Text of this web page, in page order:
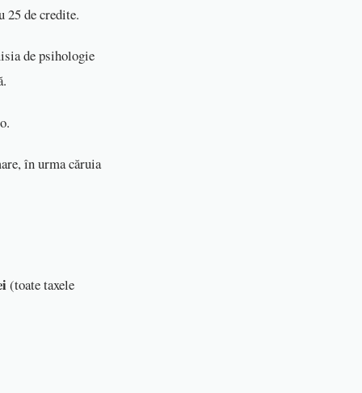
25 de credite.
de psihologie
în urma căruia
(toate taxele